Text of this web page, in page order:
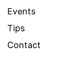
Events
Tips
Contact